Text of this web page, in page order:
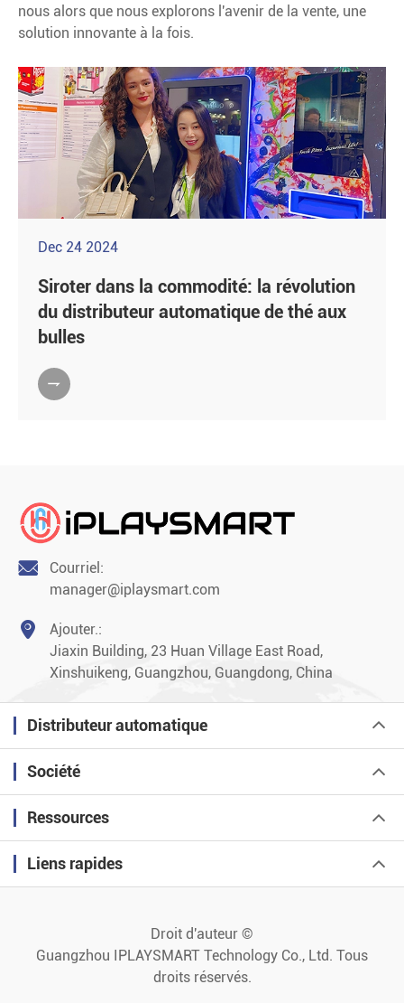
nous alors que nous explorons l'avenir de la vente, une
solution innovante à la fois.
Dec 24 2024
Siroter dans la commodité: la révolution
du distributeur automatique de thé aux
bulles


Courriel:
manager@iplaysmart.com

Ajouter.:
Jiaxin Building, 23 Huan Village East Road,
Xinshuikeng, Guangzhou, Guangdong, China
Distributeur automatique
Société
Ressources
Liens rapides
Droit d'auteur ©
Guangzhou IPLAYSMART Technology Co., Ltd. Tous
droits réservés.